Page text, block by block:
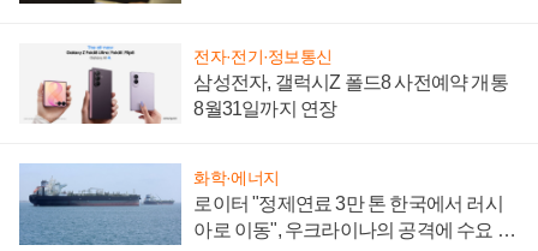
전자·전기·정보통신
삼성전자, 갤럭시Z 폴드8 사전예약 개통
8월31일까지 연장
화학·에너지
로이터 "정제연료 3만 톤 한국에서 러시
아로 이동", 우크라이나의 공격에 수요 늘